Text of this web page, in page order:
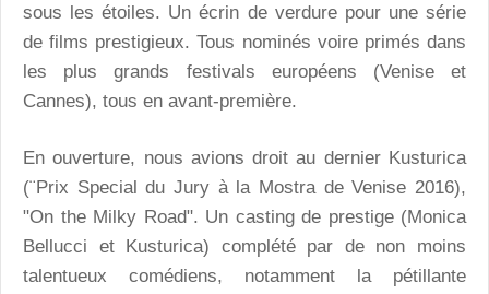
sous les étoiles. Un écrin de verdure pour une série
de films prestigieux. Tous nominés voire primés dans
les plus grands festivals européens (Venise et
Cannes), tous en avant-première.
En ouverture, nous avions droit au dernier Kusturica
(¨Prix Special du Jury à la Mostra de Venise 2016),
"On the Milky Road". Un casting de prestige (Monica
Bellucci et Kusturica) complété par de non moins
talentueux comédiens, notamment la pétillante